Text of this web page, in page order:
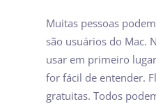
Muitas pessoas
são usuários do Mac.
usar em primeiro
for fácil de entender.
gratuitas. Todos